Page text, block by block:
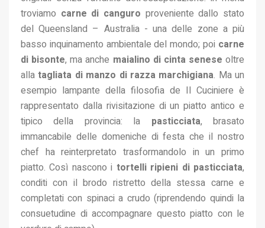
troviamo carne di canguro proveniente dallo stato
del Queensland – Australia - una delle zone a più
basso inquinamento ambientale del mondo; poi carne
di bisonte, ma anche maialino di cinta senese oltre
allatagliata di manzo di razza marchigiana. Ma un
esempio lampante della filosofia de Il Cuciniere è
rappresentato dalla rivisitazione di un piatto antico e
tipico della provincia: la pasticciata, brasato
immancabile delle domeniche di festa che il nostro
chef ha reinterpretato trasformandolo in un primo
piatto. Così nascono i tortelli ripieni di pasticciata,
conditi con il brodo ristretto della stessa carne e
completati con spinaci a crudo (riprendendo quindi la
consuetudine di accompagnare questo piatto con le